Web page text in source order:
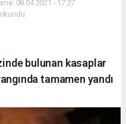
08.04.2021 - 17:27
bulunan kasaplar
tamamen yandı